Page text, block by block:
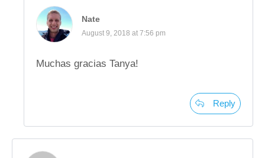
Nate
August 9, 2018 at 7:56 pm
Muchas gracias Tanya!
Reply